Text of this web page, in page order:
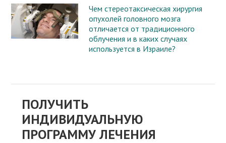
Чем стереотаксическая хирургия
опухолей головного мозга
отличается от традиционного
облучения и в каких случаях
используется в Израиле?
ПОЛУЧИТЬ
ИНДИВИДУАЛЬНУЮ
ПРОГРАММУ ЛЕЧЕНИЯ